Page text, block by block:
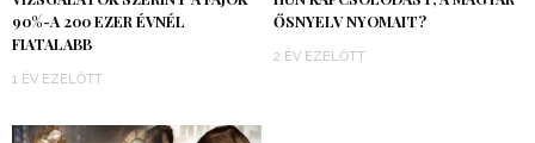
90%-A 200 EZER ÉVNÉL
FIATALABB
1 ÉV EZELŐTT
ŐSNYELV NYOMAIT?
2 ÉV EZELŐTT